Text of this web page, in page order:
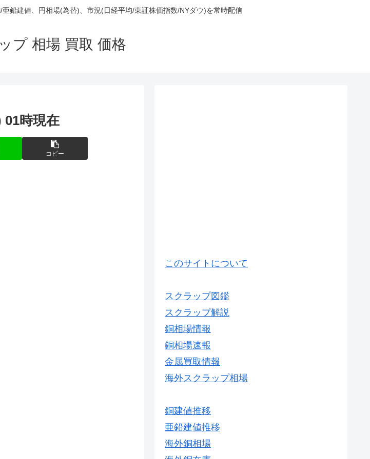
鉛建値、円相場(為替)、市況(日経平均/東証株価指数/NYダウ)を常時配信
プ 相場 買取 価格
01時現在
コピー
このサイトについて
スクラップ図鑑
スクラップ解説
銅相場情報
銅相場速報
金属買取情報
海外スクラップ相場
銅建値推移
亜鉛建値推移
海外銅相場